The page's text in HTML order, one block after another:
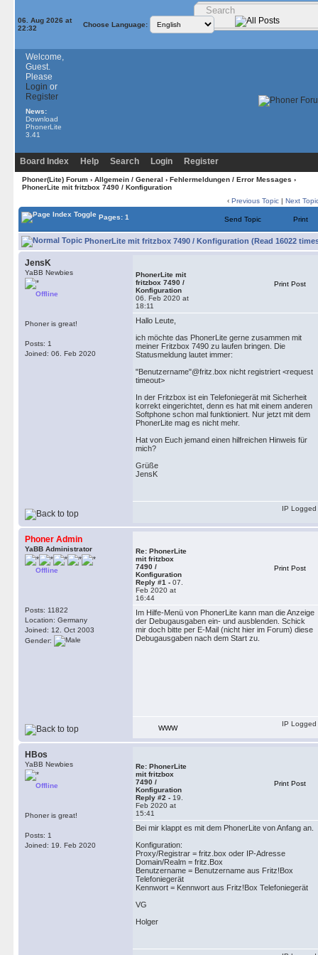
06. Aug 2026 at
22:32
Choose Language:
Welcome,
Guest.
Please
Login or
Register
News:
Download
PhonerLite
3.41
Board Index Help Search Login Register
Phoner(Lite) Forum› Allgemein / General › Fehlermeldungen / Error Messages ›
PhonerLite mit fritzbox 7490 / Konfiguration
‹ Previous Topic | Next
Pages: 1 Send Topic Print
PhonerLite mit fritzbox 7490 / Konfiguration (Read 16022
JensK
YaBB Newbies
Offline
Phoner is great!
Posts: 1
Joined: 06. Feb 2020
PhonerLite mit
fritzbox 7490 /
Konfiguration
06. Feb 2020 at
18:11
Print Post
Hallo Leute,
ich möchte das PhonerLite gerne zusammen mit
meiner Fritzbox 7490 zu laufen bringen. Die
Statusmeldung lautet immer:
"Benutzername"@fritz.box nicht registriert <request
timeout>
In der Fritzbox ist ein Telefoniegerät mit Sicherheit
korrekt eingerichtet, denn es hat mit einem anderen
Softphone schon mal funktioniert. Nur jetzt mit dem
PhonerLite mag es nicht mehr.
Hat von Euch jemand einen hilfreichen Hinweis für
mich?
Grüße
JensK
IP Logged
Phoner Admin
YaBB Administrator
Offline
Posts: 11822
Location: Germany
Joined: 12. Oct 2003
Gender:
Re: PhonerLite
mit fritzbox
7490 /
Konfiguration
Reply #1 - 07.
Feb 2020 at
16:44
Print Post
Im Hilfe-Menü von PhonerLite kann man die Anzeige
der Debugausgaben ein- und ausblenden. Schick
mir doch bitte per E-Mail (nicht hier im Forum) diese
Debugausgaben nach dem Start zu.
WWW
IP Logged
HBos
YaBB Newbies
Offline
Phoner is great!
Posts: 1
Joined: 19. Feb 2020
Re: PhonerLite
mit fritzbox
7490 /
Konfiguration
Reply #2 - 19.
Feb 2020 at
15:41
Print Post
Bei mir klappt es mit dem PhonerLite von Anfang an.
Konfiguration:
Proxy/Registrar = fritz.box oder IP-Adresse
Domain/Realm = fritz.Box
Benutzername = Benutzername aus Fritz!Box
Telefoniegerät
Kennwort = Kennwort aus Fritz!Box Telefoniegerät
VG
Holger